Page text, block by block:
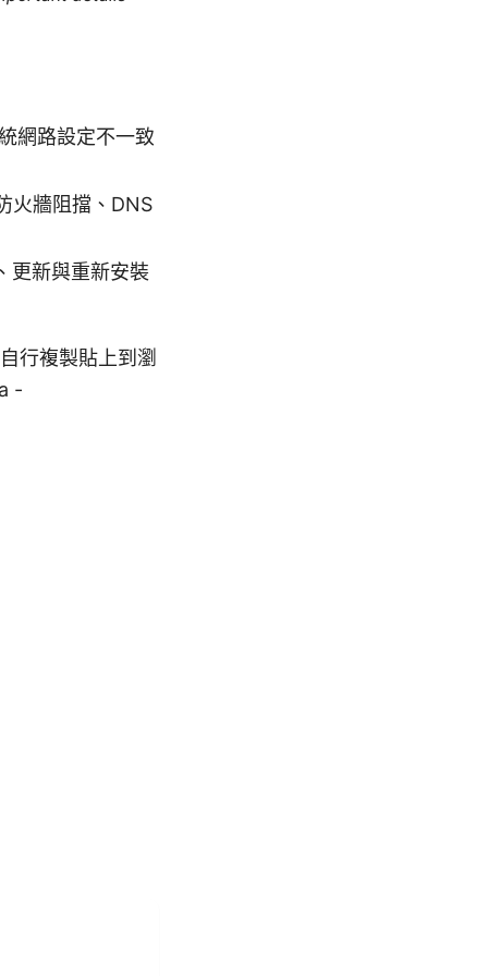
網路設定不一致
火牆阻擋、DNS
更新與重新安裝
行複製貼上到瀏
-